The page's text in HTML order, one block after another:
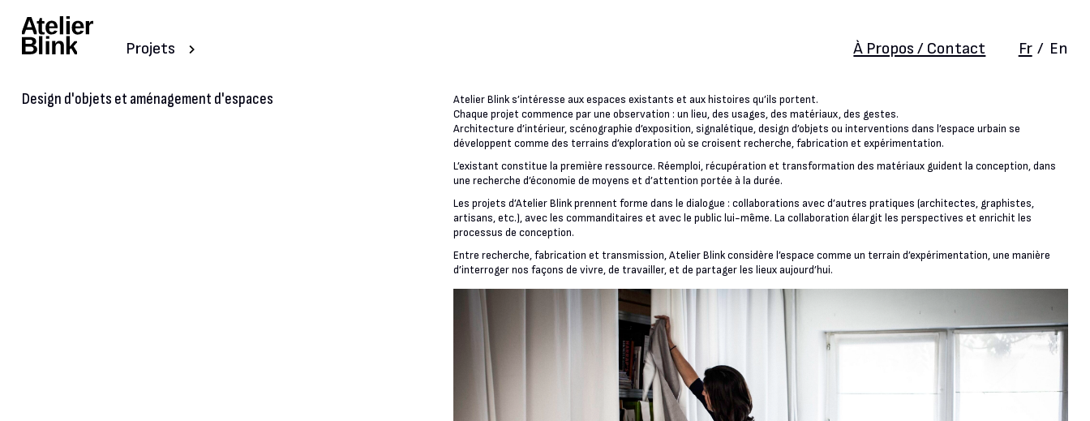
Projets À Propos / Contact Fr / En
Design d'objets et aménagement d'espaces
Atelier Blink s’intéresse aux espaces existants et aux histoires qu’ils portent.
Chaque projet commence par une observation : un lieu, des usages, des matériaux, des gestes.
Architecture d’intérieur, scénographie d’exposition, signalétique, design d’objets ou interventions dans l’espace urbain se
développent comme des terrains d’exploration où se croisent recherche, fabrication et expérimentation.
L’existant constitue la première ressource. Réemploi, récupération et transformation des matériaux guident la conception, dans
une recherche d’économie de moyens et d’attention portée à la durée.
Les projets d’Atelier Blink prennent forme dans le dialogue : collaborations avec d’autres pratiques (architectes, graphistes,
artisans, etc.), avec les commanditaires et avec le public lui-même. La collaboration élargit les perspectives et enrichit les
processus de conception.
Entre recherche, fabrication et transmission, Atelier Blink considère l’espace comme un terrain d’expérimentation, une manière
d’interroger nos façons de vivre, de travailler, et de partager les lieux aujourd’hui.